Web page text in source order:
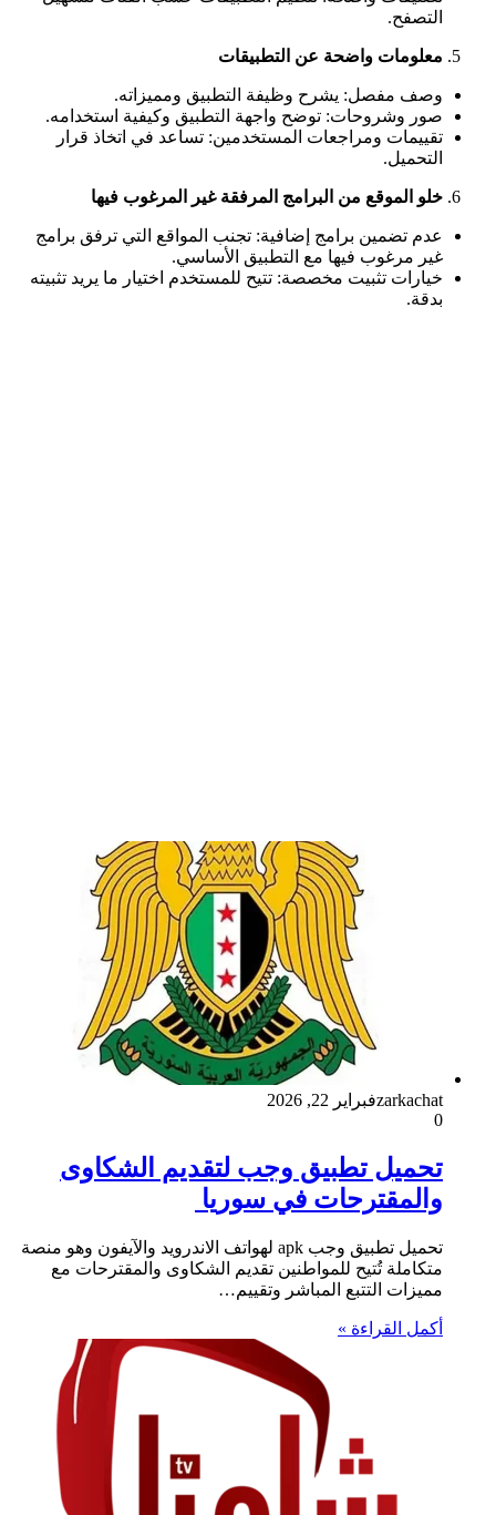
التصفح.
معلومات واضحة عن التطبيقات
وصف مفصل: يشرح وظيفة التطبيق ومميزاته.
صور وشروحات: توضح واجهة التطبيق وكيفية استخدامه.
تقييمات ومراجعات المستخدمين: تساعد في اتخاذ قرار
التحميل.
خلو الموقع من البرامج المرفقة غير المرغوب فيها
عدم تضمين برامج إضافية: تجنب المواقع التي ترفق برامج
غير مرغوب فيها مع التطبيق الأساسي.
خيارات تثبيت مخصصة: تتيح للمستخدم اختيار ما يريد تثبيته
بدقة.
zarkachatفبراير 22, 2026
0
تحميل تطبيق وجب لتقديم الشكاوى
والمقترحات في سوريا
تحميل تطبيق وجب apk لهواتف الاندرويد والآيفون وهو منصة
متكاملة تُتيح للمواطنين تقديم الشكاوى والمقترحات مع
مميزات التتبع المباشر وتقييم…
أكمل القراءة »